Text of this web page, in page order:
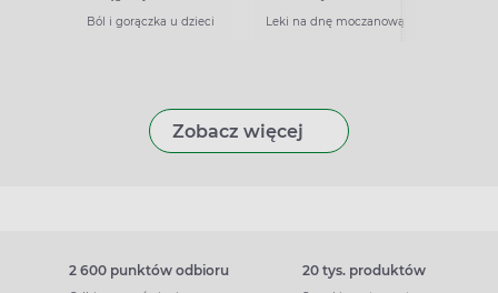
Ból i gorączka u dzieci
Leki na dnę moczanową
Zobacz więcej
2 600 punktów odbioru 20 tys. produktów